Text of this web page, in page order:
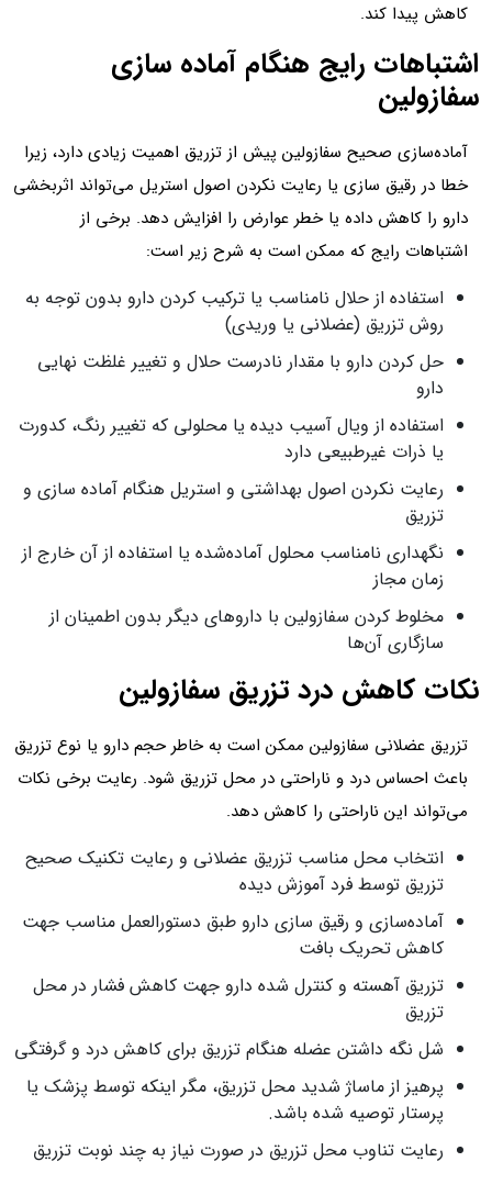
کاهش پیدا کند.
اشتباهات رایج هنگام آماده‌ سازی
سفازولین
آماده‌سازی صحیح سفازولین پیش از تزریق اهمیت زیادی دارد، زیرا
خطا در رقیق‌ سازی یا رعایت نکردن اصول استریل می‌تواند اثربخشی
دارو را کاهش داده یا خطر عوارض را افزایش دهد. برخی از
اشتباهات رایج که ممکن است به شرح زیر است:
استفاده از حلال نامناسب یا ترکیب کردن دارو بدون توجه به
روش تزریق (عضلانی یا وریدی)
حل کردن دارو با مقدار نادرست حلال و تغییر غلظت نهایی
دارو
استفاده از ویال آسیب‌ دیده یا محلولی که تغییر رنگ، کدورت
یا ذرات غیرطبیعی دارد
رعایت نکردن اصول بهداشتی و استریل هنگام آماده‌ سازی و
تزریق
نگهداری نامناسب محلول آماده‌شده یا استفاده از آن خارج از
زمان مجاز
مخلوط کردن سفازولین با داروهای دیگر بدون اطمینان از
سازگاری آن‌ها
نکات کاهش درد تزریق سفازولین
تزریق عضلانی سفازولین ممکن است به خاطر حجم دارو یا نوع تزریق
باعث احساس درد و ناراحتی در محل تزریق شود. رعایت برخی نکات
می‌تواند این ناراحتی را کاهش دهد.
انتخاب محل مناسب تزریق عضلانی و رعایت تکنیک صحیح
تزریق توسط فرد آموزش‌ دیده
آماده‌سازی و رقیق‌ سازی دارو طبق دستورالعمل مناسب جهت
کاهش تحریک بافت
تزریق آهسته و کنترل‌ شده دارو جهت کاهش فشار در محل
تزریق
شل نگه داشتن عضله هنگام تزریق برای کاهش درد و گرفتگی
پرهیز از ماساژ شدید محل تزریق، مگر اینکه توسط پزشک یا
پرستار توصیه شده باشد.
رعایت تناوب محل تزریق در صورت نیاز به چند نوبت تزریق